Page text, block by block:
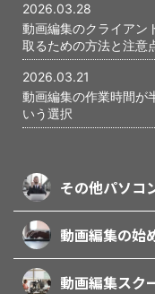
2026.03.28
動画編集のクライアン
取るための方法と注意
2026.03.21
動画編集の作業時間が
いう選択
その他パソコ
動画編集の始
動画編集スク